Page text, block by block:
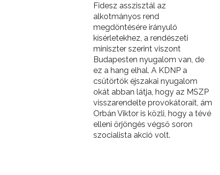
Fidesz asszisztál az
alkotmányos rend
megdöntésére irányuló
kísérletekhez, a rendészeti
miniszter szerint viszont
Budapesten nyugalom van, de
ez a hang elhal. A KDNP a
csütörtök éjszakai nyugalom
okát abban látja, hogy az MSZP
visszarendelte provokátorait, ám
Orbán Viktor is közli, hogy a tévé
elleni őrjöngés végső soron
szocialista akció volt.